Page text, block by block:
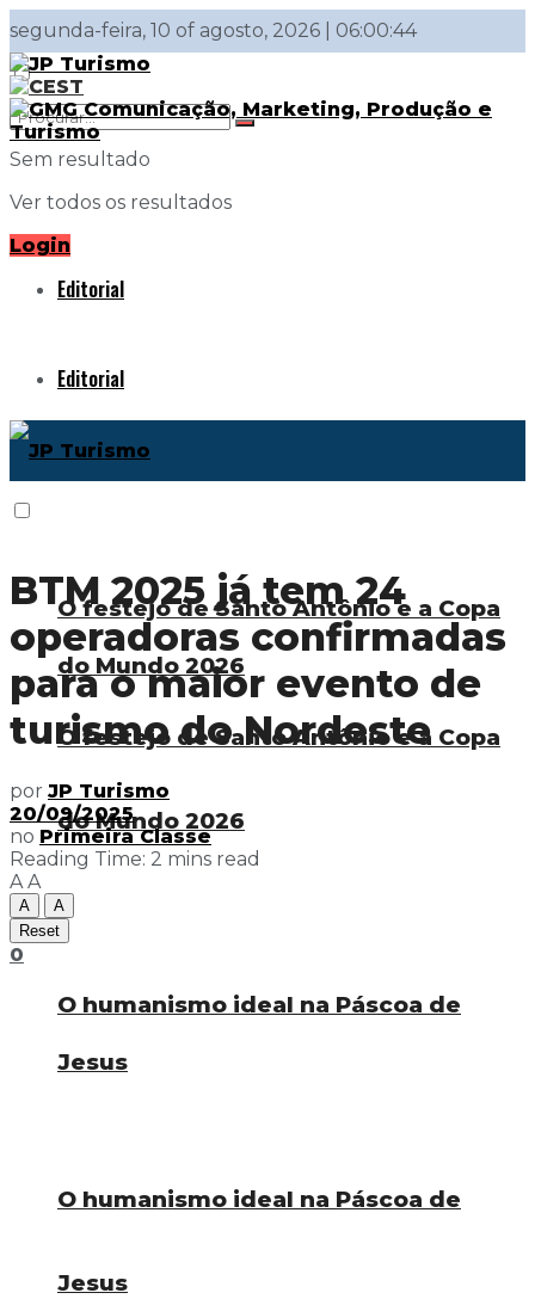
segunda-feira, 10 of agosto, 2026 | 06:00:44
Sem resultado
Ver todos os resultados
Login
Editorial
O festejo de Santo Antônio e a Copa
do Mundo 2026
O humanismo ideal na Páscoa de
Jesus
Editorial
O festejo de Santo Antônio e a Copa
do Mundo 2026
O humanismo ideal na Páscoa de
Jesus
BTM 2025 já tem 24
operadoras confirmadas
para o maior evento de
turismo do Nordeste
por JP Turismo
20/09/2025
no Primeira Classe
Reading Time: 2 mins read
A A
A
A
Reset
0